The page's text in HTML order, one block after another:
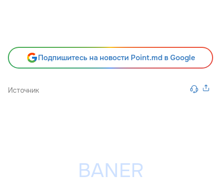
Подпишитесь на новости Point.md в Google
Источник